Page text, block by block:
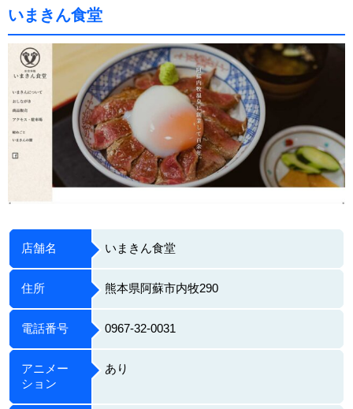
いまきん食堂
店舗名 いまきん食堂
住所 熊本県阿蘇市内牧290
電話番号 0967-32-0031
アニメー
ション
あり